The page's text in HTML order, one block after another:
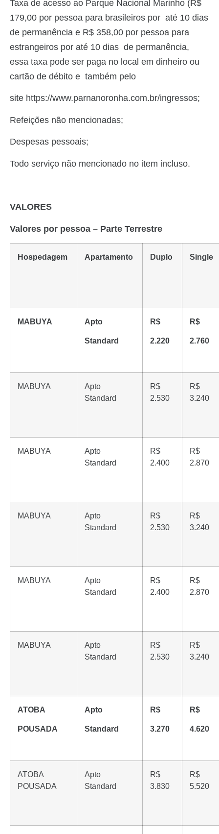
Taxa de acesso ao Parque Nacional Marinho (R$
179,00 por pessoa para brasileiros por até 10 dias
de permanência e R$ 358,00 por pessoa para
estrangeiros por até 10 dias de permanência,
essa taxa pode ser paga no local em dinheiro ou
cartão de débito e também pelo
site https://www.parnanoronha.com.br/ingressos;
Refeições não mencionadas;
Despesas pessoais;
Todo serviço não mencionado no item incluso.
VALORES
Valores por pessoa – Parte Terrestre
Hospedagem Apartamento Duplo Single
MABUYA Apto
Standard
R$
2.220
R$
2.760
MABUYA
Apto
Standard
R$
2.530
R$
3.240
MABUYA
Apto
Standard
R$
2.400
R$
2.870
MABUYA
Apto
Standard
R$
2.530
R$
3.240
MABUYA
Apto
Standard
R$
2.400
R$
2.870
MABUYA
Apto
Standard
R$
2.530
R$
3.240
ATOBA
POUSADA
Apto
Standard
R$
3.270
R$
4.620
ATOBA
POUSADA
Apto
Standard
R$
3.830
R$
5.520